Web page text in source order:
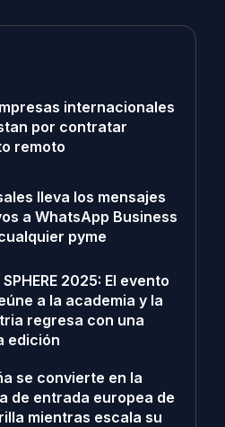
internacionales
por contratar
remoto
lleva los mensajes
a WhatsApp Business
pyme
SPHERE 2025: El evento
a la academia y la
regresa con una
edición
se convierte en la
de entrada europea de
mientras escala su